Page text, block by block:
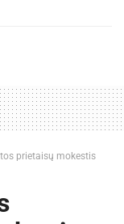
prietaisų mokestis